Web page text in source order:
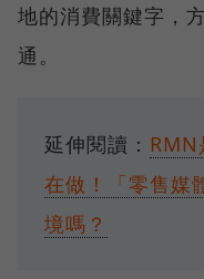
地的消費關鍵字，
通。
延伸閱讀：
在做！「零售媒
境嗎？